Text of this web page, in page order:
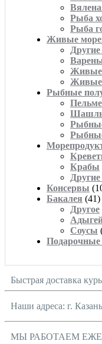
Рыба
Рыба
Живые
Живые
Живые
Рыбные
Крабы
Консервы
Бакалея (41)
Другое
Соусы
Подарочные
Быстрая доставка
Наши адреса: г.
МЫ РАБОТАЕМ